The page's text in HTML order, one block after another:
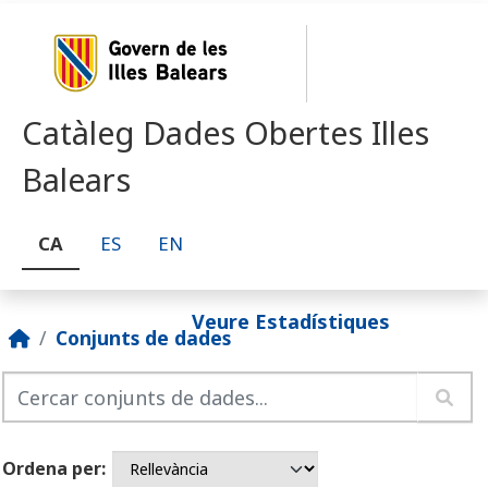
Catàleg Dades Obertes Illes
Balears
CA ES EN
Veure Estadístiques
Conjunts de dades
Ordena per